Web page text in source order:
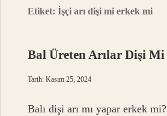
Etiket:İşçi arı dişi mi erkek mi
Bal Üreten Arılar Dişi
Tarih: Kasım 25, 2024
Balı dişi arı mı yapar erkek